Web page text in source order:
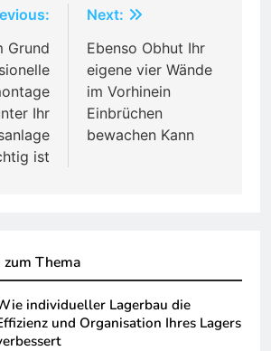
Grund
Ihr
ist
Next:
Ebenso Obhut Ihr
eigene vier Wände
im Vorhinein
Einbrüchen
bewachen Kann
Thema
individueller Lagerbau die
und Organisation Ihres Lagers